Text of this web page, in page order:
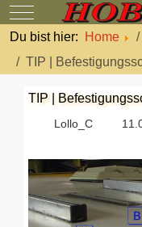
Mobile Menu Toggle
Du bist hier:
Home
TIP |
TIP |
Lollo_C